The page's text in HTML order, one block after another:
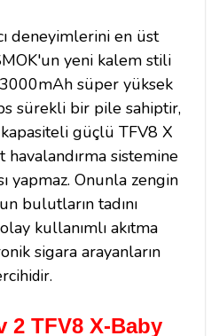
deneyimlerini en üst
yeni kalem stili
süper yüksek
sürekli bir pile sahiptir,
güçlü TFV8 X
havalandırma sistemine
yapmaz. Onunla zengin
bulutların tadını
kullanımlı akıtma
sigara arayanların
dir.
2 TFV8 X-Baby